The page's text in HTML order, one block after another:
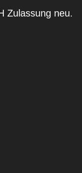
Zulassung neu.